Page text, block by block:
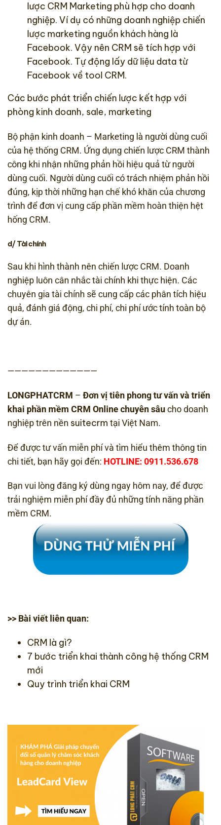
lược CRM Marketing phù hợp cho doanh
nghiệp. Ví dụ có những doanh nghiệp chiến
lược marketing nguồn khách hàng là
Facebook. Vậy nên CRM sẽ tích hợp với
Facebook. Tự động lấy dữ liệu data từ
Facebook về tool CRM.
Các bước phát triển chiến lược kết hợp với
phòng kinh doanh, sale, marketing
Bộ phận kinh doanh – Marketing là người dùng cuối
của hệ thống CRM. Ứng dụng chiến lược CRM thành
công khi nhận những phản hồi hiệu quả từ người
dùng cuối. Người dùng cuối có trách nhiệm phản hồi
đúng, kịp thời những hạn chế khó khăn của chương
trình để đơn vị cung cấp phần mềm hoàn thiện hệt
hống CRM.
d/ Tài chính
Sau khi hình thành nên chiến lược CRM. Doanh
nghiệp luôn cân nhắc tài chính khi thực hiện. Các
chuyên gia tài chính sẽ cung cấp các phân tích hiệu
quả, đánh giá động, chi phí, chi phí ước tính toàn bộ
dự án.
—————————————
LONGPHATCRM – Đơn vị tiên phong tư vấn và triển
khai phần mềm CRM Online chuyên sâucho doanh
nghiệp trên nền suitecrm tại Việt Nam.
Để được tư vấn miễn phí và tìm hiểu thêm thông tin
chi tiết, bạn hãy gọi đến: HOTLINE: 0911.536.678
Bạn vui lòng đăng ký dùng ngay hôm nay, để được
trải nghiệm miễn phí đầy đủ những tính năng phần
mềm CRM.
>> Bài viết liên quan:
CRM là gì?
7 bước triển khai thành công hệ thống CRM
mới
Quy trình triển khai CRM